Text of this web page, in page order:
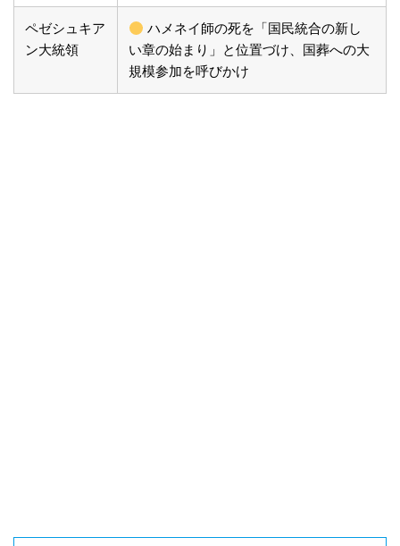
ペゼシュキア
ン大統領
ハメネイ師の死を「国民統合の新し
い章の始まり」と位置づけ、国葬への大
規模参加を呼びかけ